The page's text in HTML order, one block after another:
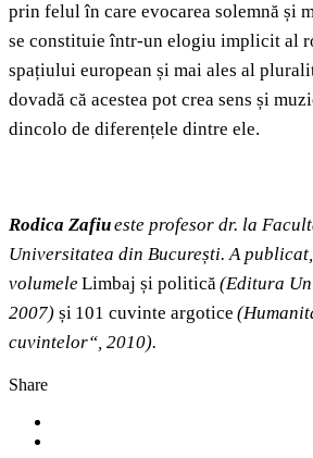
prin felul în care evocarea solemnă și
se constituie într-un elogiu implicit al
spațiului european și mai ales al
dovadă că acestea pot crea sens și
dincolo de diferențele dintre ele.
Rodica Zafiueste profesor dr. la
Universitatea din București. A
volumeleLimbaj și politică(Editura
2007) și 101 cuvinte argotice
cuvintelor“, 2010).
Share